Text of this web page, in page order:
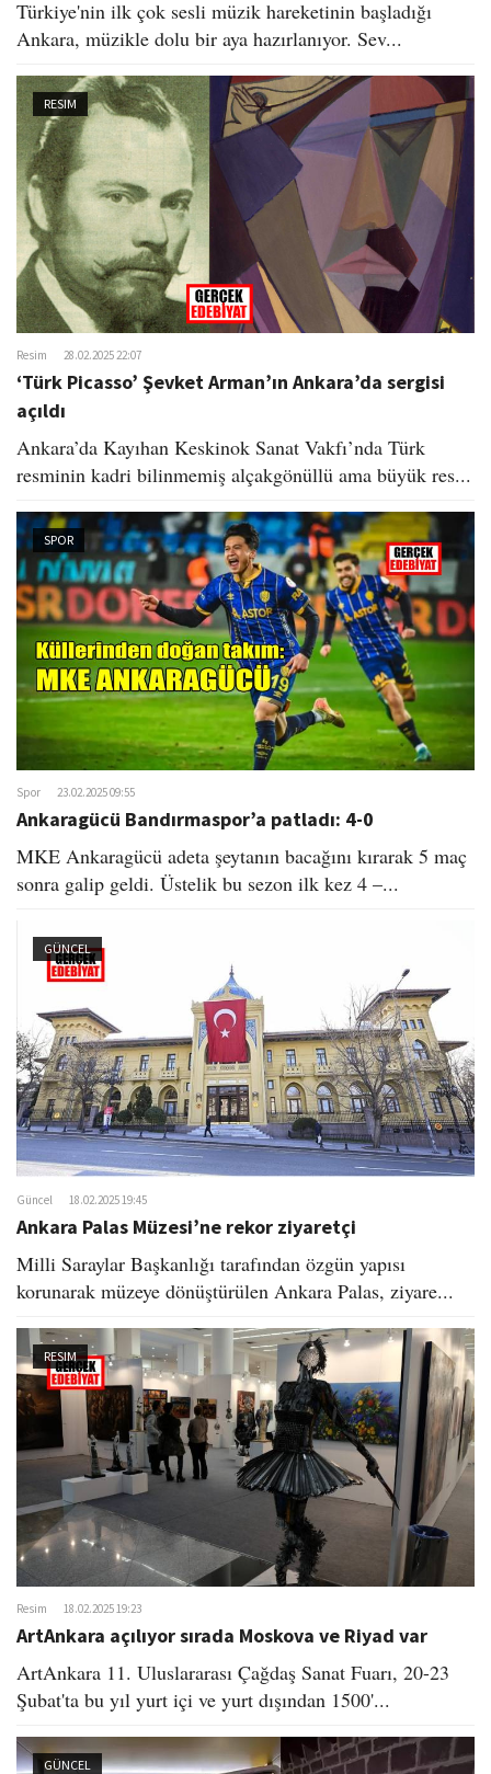
Türkiye'nin ilk çok sesli müzik hareketinin başladığı
Ankara, müzikle dolu bir aya hazırlanıyor. Sev...
RESIM
Resim 28.02.2025 22:07
‘Türk Picasso’ Şevket Arman’ın Ankara’da sergisi
açıldı
Ankara’da Kayıhan Keskinok Sanat Vakfı’nda Türk
resminin kadri bilinmemiş alçakgönüllü ama büyük res...
SPOR
Spor 23.02.2025 09:55
Ankaragücü Bandırmaspor’a patladı: 4-0
MKE Ankaragücü adeta şeytanın bacağını kırarak 5 maç
sonra galip geldi. Üstelik bu sezon ilk kez 4 –...
GÜNCEL
Güncel 18.02.2025 19:45
Ankara Palas Müzesi’ne rekor ziyaretçi
Milli Saraylar Başkanlığı tarafından özgün yapısı
korunarak müzeye dönüştürülen Ankara Palas, ziyare...
RESIM
Resim 18.02.2025 19:23
ArtAnkara açılıyor sırada Moskova ve Riyad var
ArtAnkara 11. Uluslararası Çağdaş Sanat Fuarı, 20-23
Şubat'ta bu yıl yurt içi ve yurt dışından 1500'...
GÜNCEL